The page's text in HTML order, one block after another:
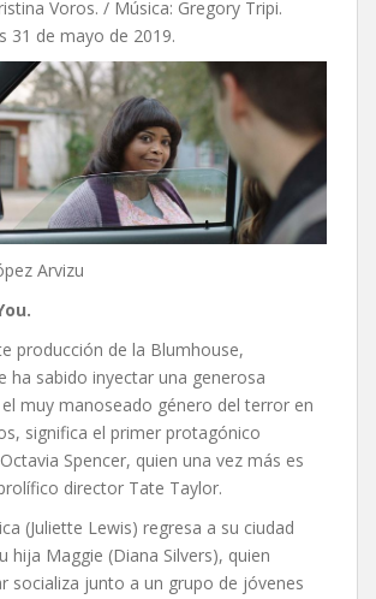
Voros. / Música: Gregory Tripi.
31 de mayo de 2019.
Arvizu
producción de la Blumhouse,
ha sabido inyectar una generosa
muy manoseado género del terror en
significa el primer protagónico
Spencer, quien una vez más es
director Tate Taylor.
(Juliette Lewis) regresa a su ciudad
hija Maggie (Diana Silvers), quien
socializa junto a un grupo de jóvenes